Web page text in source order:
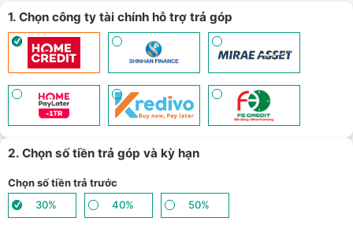
Giảm thêm 15% tối đa 1.000.000đ với các sản phẩm Loa, tai nghe
Sony khi mua kèm với các sản phẩm: Laptop/ Điện thoại/ Đồng
hồ thông minh - (Xem chi tiết
TPBank Evo - Giảm đến 500.000đ, trả góp 0%, 0 phí lên đến 6
tháng - (Xem chi tiết)
Giảm tới 500.000đ khi thanh toán qua Homepaylater - (
tiết)
Giảm ngay 50.000đ khi mua gói cước di động Mobifone, Vnsky
lên tới 6GB data/ngày - Trải nghiệm 5G chỉ 99k/tháng - (
tiết)
mua số lượng lớn - ( Xem chi tiết
1. Chọn công ty tài chính hỗ trợ trả góp
2. Chọn số tiền trả góp và kỳ hạn
Chọn số tiền trả trước
30%
40% 50%